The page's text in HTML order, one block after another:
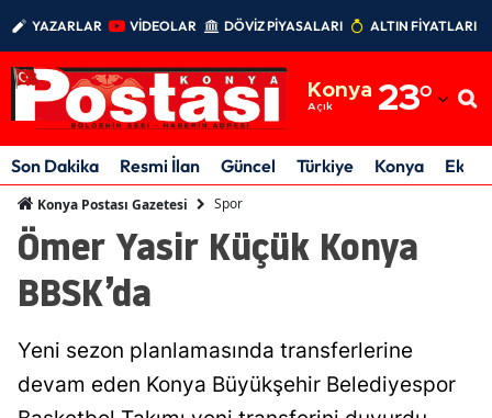
YAZARLAR VİDEOLAR DÖVİZ PİYASALARI ALTIN FİYATLARI
Konya
Açık 23°
Adıyaman
Afyonkarahisar
Amasya
Artvin
Son Dakika Resmi İlan Güncel Türkiye Konya
Konya Postası Gazetesi Spor
Ömer Yasir Küçük Konya
BBSK’da
Yeni sezon planlamasında transferlerine
devam eden Konya Büyükşehir Belediyespor